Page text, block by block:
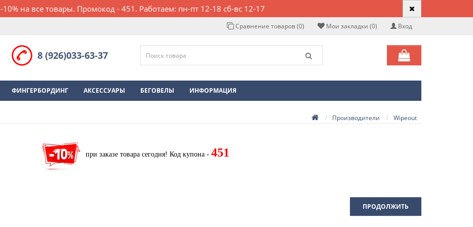
-10% на все товары. Промокод - 451. Работаем: пн-пт 12-18 сб-вс 12-17
Вход
Мои закладки (0)
Сравнение товаров (0)
8 (926)033-63-37
ФИНГЕРБОРДИНГ АКСЕССУАРЫ БЕГОВЕЛЫ ИНФОРМАЦИЯ
Производители Wipeout
при заказе товара сегодня!Код купона -451
ПРОДОЛЖИТЬ